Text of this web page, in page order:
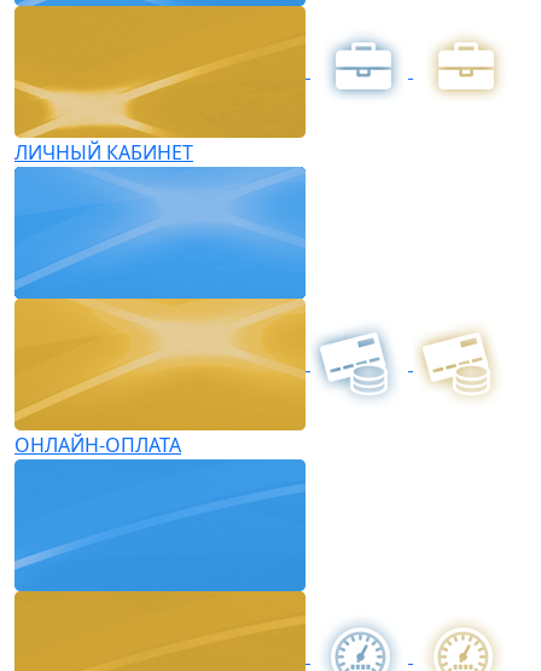
ЛИЧНЫЙ КАБИНЕТ
ОНЛАЙН-ОПЛАТА